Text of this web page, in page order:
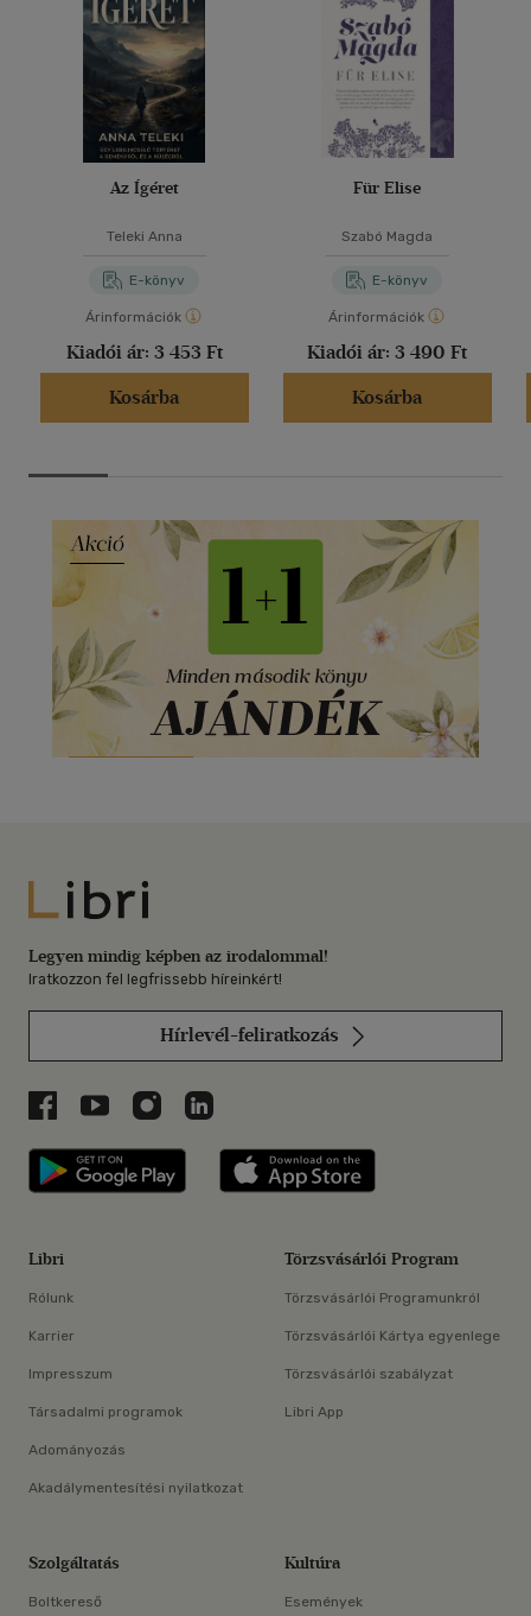
Az Ígéret
Teleki Anna
E-könyv
Árinformációk
Kiadói ár: 3 453 Ft
Kosárba
Für Elise
Szabó Magda
E-könyv
Árinformációk
Kiadói ár: 3 490 Ft
Kosárba
Libri
Legyen mindig képben az irodalommal!
Iratkozzon fel legfrissebb híreinkért!
Hírlevél-feliratkozás
Libri a Facebookon
Libri a Youtube-on
Libri az Instagramon
Libri a LinkedInen
Libri applikáció Szerezd meg: Google
Libri
Rólunk
Karrier
Impresszum
Társadalmi programok
Adományozás
Akadálymentesítési nyilatkozat
Törzsvásárlói Program
Törzsvásárlói Programunkról
Törzsvásárlói Kártya egyenlege
Törzsvásárlói szabályzat
Libri App
Szolgáltatás
Boltkereső
Kultúra
Események